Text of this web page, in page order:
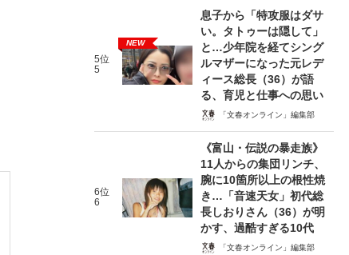
5位
5
NEW
息子から「特攻服はダサ
い。タトゥーは隠して」
と…少年院を経てシング
ルマザーになった元レデ
ィース総長（36）が語
る、育児と仕事への思い
「文春オンライン」編集部
6位
6
《富山・伝説の暴走族》
11人からの集団リンチ、
腕に10箇所以上の根性焼
き…「音速天女」初代総
長しおりさん（36）が明
かす、過酷すぎる10代
「文春オンライン」編集部